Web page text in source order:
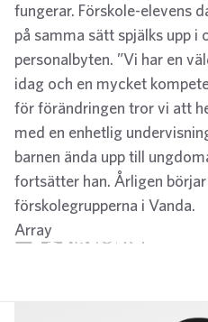
fungerar. Förskole-elevens
på samma sätt spjälks upp i
personalbyten. ”Vi har en
idag och en mycket
för förändringen tror vi att
med en enhetlig
barnen ända upp till
fortsätter han. Årligen
förskolegrupperna i Vanda.
Array